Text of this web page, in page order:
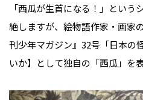
「西瓜が生首になる！」という
絶しますが、絵物語作家・画家
刊少年マガジン』32号「日本
いか】として独自の「西瓜」を